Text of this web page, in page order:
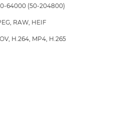
64000 (50-204800)
RAW, HEIF
H.264, MP4, H.265